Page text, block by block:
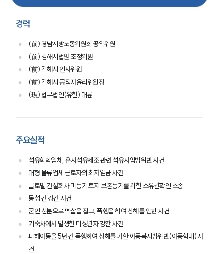
경력
(前) 경남지방노동위원회 공익위원
(前) 김해시법원 조정위원
(前) 김해시 인사위원
(前) 김해시 공직자윤리위원장
(現) 법무법인(유한) 대륜
주요실적
석유화학업체, 유사석유제조 관련 석유사업법위반 사건
대형 물류업체 근로자의 최저임금 사건
글로벌 건설회사 미등기 토지 보존등기를 위한 소유권확인 소송
동성 간 강간 사건
군인 신분으로 멱살을 잡고, 폭행을 하여 상해를 입힌 사건
기숙사에서 발생한 미성년자 강간 사건
피해아동을 5년 간 폭행하여 상해를 가한 아동복지법위반(아동학대) 사
건